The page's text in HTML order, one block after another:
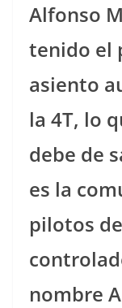
Alfonso
tenido el
asiento
la 4T, lo
debe de
es la
pilotos
nombre